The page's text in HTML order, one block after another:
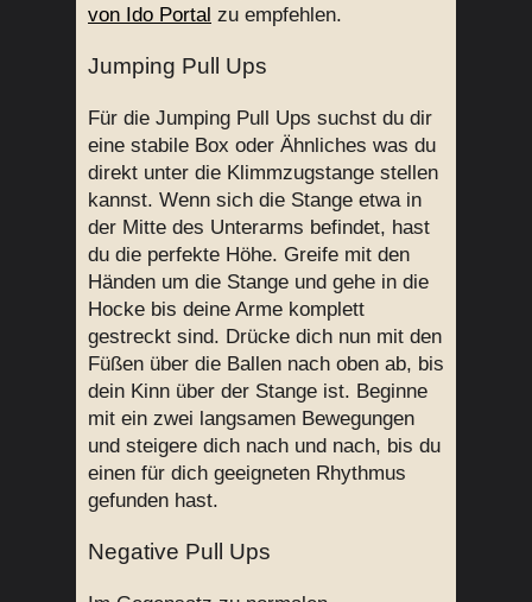
von Ido Portal zu empfehlen.
Jumping Pull Ups
Für die Jumping Pull Ups suchst du dir
eine stabile Box oder Ähnliches was du
direkt unter die Klimmzugstange stellen
kannst. Wenn sich die Stange etwa in
der Mitte des Unterarms befindet, hast
du die perfekte Höhe. Greife mit den
Händen um die Stange und gehe in die
Hocke bis deine Arme komplett
gestreckt sind. Drücke dich nun mit den
Füßen über die Ballen nach oben ab, bis
dein Kinn über der Stange ist. Beginne
mit ein zwei langsamen Bewegungen
und steigere dich nach und nach, bis du
einen für dich geeigneten Rhythmus
gefunden hast.
Negative Pull Ups